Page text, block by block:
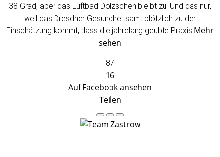
38 Grad, aber das Luftbad Dölzschen bleibt zu. Und das nur,
weil das Dresdner Gesundheitsamt plötzlich zu der
Einschätzung kommt, dass die jahrelang geübte Praxis Mehr
sehen
87
16
Auf Facebook ansehen
Teilen